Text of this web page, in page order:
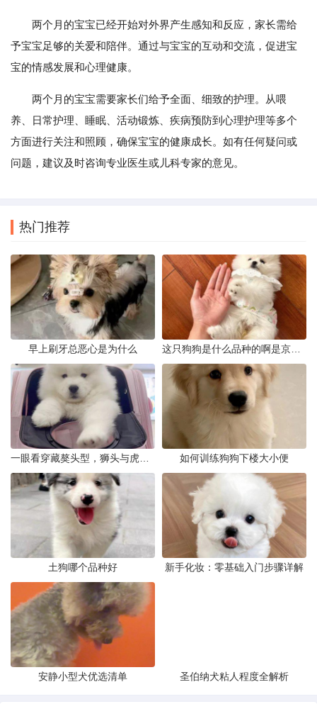
两个月的宝宝已经开始对外界产生感知和反应，家长需给
予宝宝足够的关爱和陪伴。通过与宝宝的互动和交流，促进宝
宝的情感发展和心理健康。
两个月的宝宝需要家长们给予全面、细致的护理。从喂
养、日常护理、睡眠、活动锻炼、疾病预防到心理护理等多个
方面进行关注和照顾，确保宝宝的健康成长。如有任何疑问或
问题，建议及时咨询专业医生或儿科专家的意见。
热门推荐
早上刷牙总恶心是为什么
如何训练狗狗下楼大小便
土狗哪个品种好 新手化妆：零基础入门步骤详解
安静小型犬优选清单 圣伯纳犬粘人程度全解析